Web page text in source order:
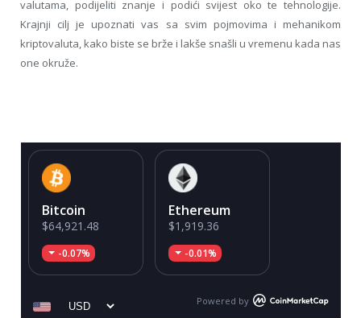
valutama, podijeliti znanje i podići svijest oko te tehnologije.
Krajnji cilj je upoznati vas sa svim pojmovima i mehanikom
kriptovaluta, kako biste se brže i lakše snašli u vremenu kada nas
one okruže.
Bitcoin
$64,921.48
-0.07%
Ethereum
$1,919.36
-0.01%
Powered by